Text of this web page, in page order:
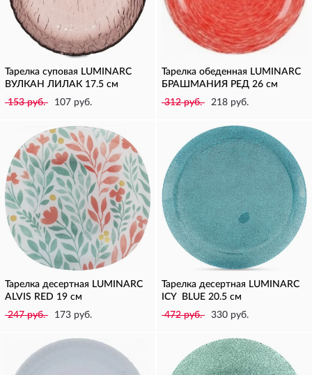
Тарелка суповая LUMINARC
ВУЛКАН ЛИЛАК 17.5 см
153 руб.
107 руб.
Тарелка обеденная LUMINARC
БРАШМАНИЯ РЕД 26 см
312 руб.
218 руб.
Тарелка десертная LUMINARC
ALVIS RED 19 см
247 руб.
173 руб.
Тарелка десертная LUMINARC
ICY BLUE 20.5 см
472 руб.
330 руб.